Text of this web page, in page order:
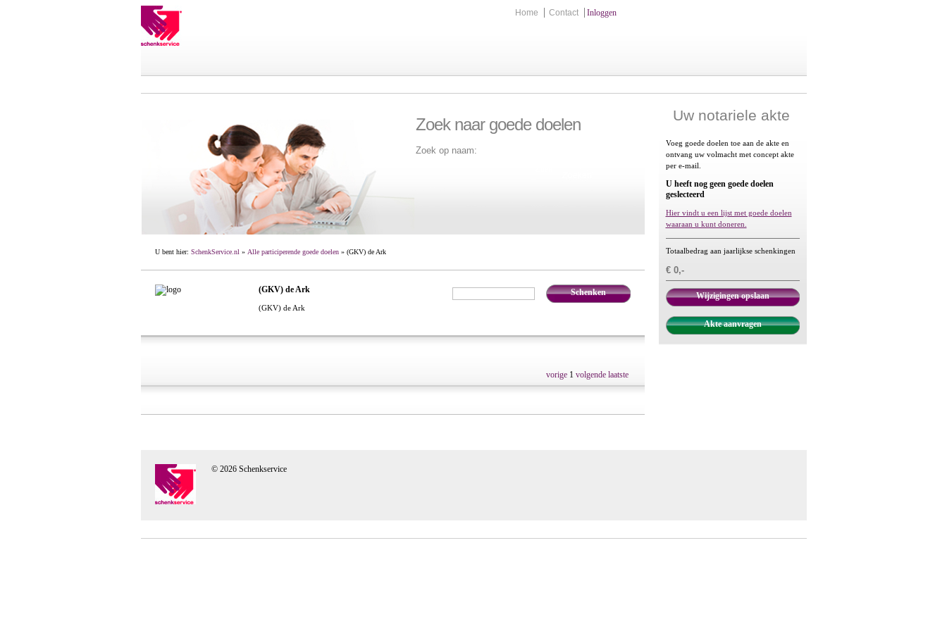
Home Contact Inloggen
Zoek naar goede doelen
Zoek op naam:
U bent hier: SchenkService.nl » Alle participerende goede doelen» (GKV) de Ark
Schenken
(GKV) de Ark
(GKV) de Ark
vorige 1 volgende laatste
Uw notariele akte
Voeg goede doelen toe aan de akte en
ontvang uw volmacht met concept akte
per e-mail.
U heeft nog geen goede doelen
geslecteerd
Hier vindt u een lijst met goede doelen
waaraan u kunt doneren.
Totaalbedrag aan jaarlijkse schenkingen
€ 0,-
Wijzigingen opslaan
Akte aanvragen
© 2026 Schenkservice